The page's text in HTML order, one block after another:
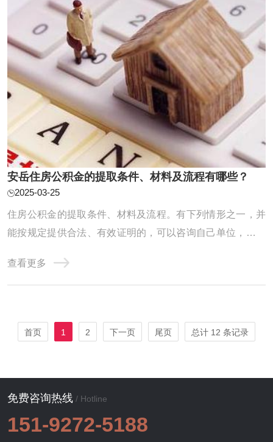
安岳住房公积金的提取条件、材料及流程有哪些？
2025-03-25
住房公积金的提取条件、材料及流程。有下列情形之一，并
能按规定提供合法、有效证明的，可以咨询自己单位，可以
翻建、大修具有所有权的自住住房...步骤一前提条件1、有下
列情形之一，并能按规定提供合法、有效证明的，可以咨询
查看更多
首页 1 2 下一页 尾页 总计 12 条记录
免费咨询热线 / Hotline
151-9272-5188